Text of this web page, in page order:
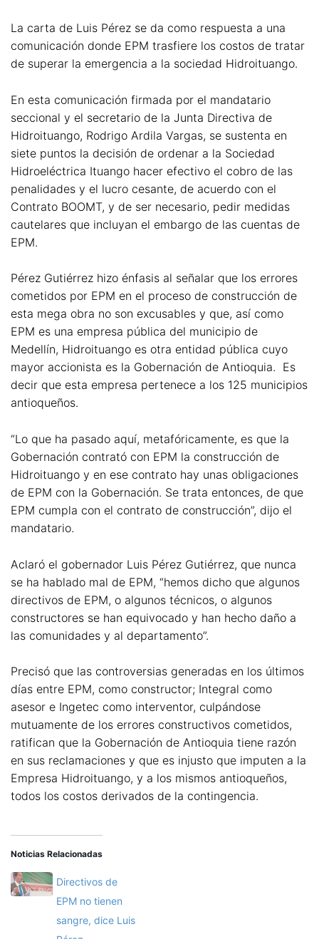
La carta de Luis Pérez se da como respuesta a una
comunicación donde EPM trasfiere los costos de tratar
de superar la emergencia a la sociedad Hidroituango.
En esta comunicación firmada por el mandatario
seccional y el secretario de la Junta Directiva de
Hidroituango, Rodrigo Ardila Vargas, se sustenta en
siete puntos la decisión de ordenar a la Sociedad
Hidroeléctrica Ituango hacer efectivo el cobro de las
penalidades y el lucro cesante, de acuerdo con el
Contrato BOOMT, y de ser necesario, pedir medidas
cautelares que incluyan el embargo de las cuentas de
EPM.
Pérez Gutiérrez hizo énfasis al señalar que los errores
cometidos por EPM en el proceso de construcción de
esta mega obra no son excusables y que, así como
EPM es una empresa pública del municipio de
Medellín, Hidroituango es otra entidad pública cuyo
mayor accionista es la Gobernación de Antioquia. Es
decir que esta empresa pertenece a los 125 municipios
antioqueños.
“Lo que ha pasado aquí, metafóricamente, es que la
Gobernación contrató con EPM la construcción de
Hidroituango y en ese contrato hay unas obligaciones
de EPM con la Gobernación. Se trata entonces, de que
EPM cumpla con el contrato de construcción”, dijo el
mandatario.
Aclaró el gobernador Luis Pérez Gutiérrez, que nunca
se ha hablado mal de EPM, “hemos dicho que algunos
directivos de EPM, o algunos técnicos, o algunos
constructores se han equivocado y han hecho daño a
las comunidades y al departamento”.
Precisó que las controversias generadas en los últimos
días entre EPM, como constructor; Integral como
asesor e Ingetec como interventor, culpándose
mutuamente de los errores constructivos cometidos,
ratifican que la Gobernación de Antioquia tiene razón
en sus reclamaciones y que es injusto que imputen a la
Empresa Hidroituango, y a los mismos antioqueños,
todos los costos derivados de la contingencia.
Noticias Relacionadas
Directivos de
EPM no tienen
sangre, dice Luis